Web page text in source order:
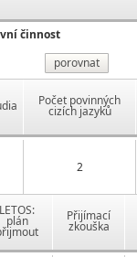
činnost
porovnat
Počet povinných
cizích jazyků
2
LETOS:
plán Přijímací
zkouška